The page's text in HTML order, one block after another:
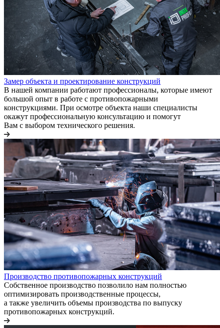
Замер объекта и проектирование конструкций
В нашей компании работают профессионалы, которые имеют
большой опыт в работе с противопожарными
конструкциями. При осмотре объекта наши специалисты
окажут профессиональную консультацию и помогут
Вам с выбором технического решения.
Производство противопожарных конструкций
Собственное производство позволило нам полностью
оптимизировать производственные процессы,
а также увеличить объемы производства по выпуску
противопожарных конструкций.